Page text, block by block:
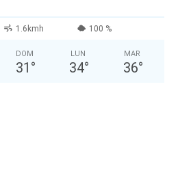
1.6kmh 100 %
DOM
31 °
LUN
34°
MAR
36°